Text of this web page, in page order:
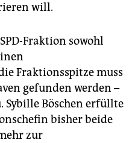
will.
Fraktion sowohl
Fraktionsspitze muss
gefunden werden –
Sybille Böschen erfüllte
bisher beide
zur